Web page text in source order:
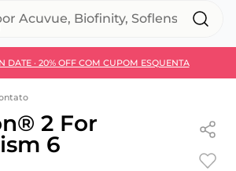
DATE · 20% OFF COM CUPOM ESQUENTA
30% OFF + economia extra no
2 For
6